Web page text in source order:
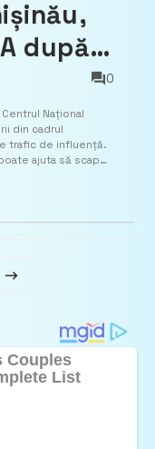
după
șofer
în
0
Național
din cadrul
trafic de influență.
ajuta să scape
b...